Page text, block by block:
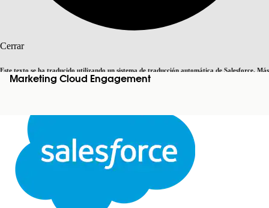
Cerrar
Este texto se ha traducido utilizando un sistema de traducción automática de Salesforce. Más
informaciónaquí. Cambiar a inglés Ahora no
Cerrar Cerrar
Marketing Cloud Engagement